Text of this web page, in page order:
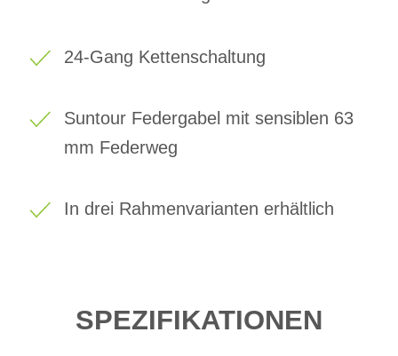
24-Gang Kettenschaltung
Suntour Federgabel mit sensiblen 63
mm Federweg
In drei Rahmenvarianten erhältlich
SPEZIFIKATIONEN